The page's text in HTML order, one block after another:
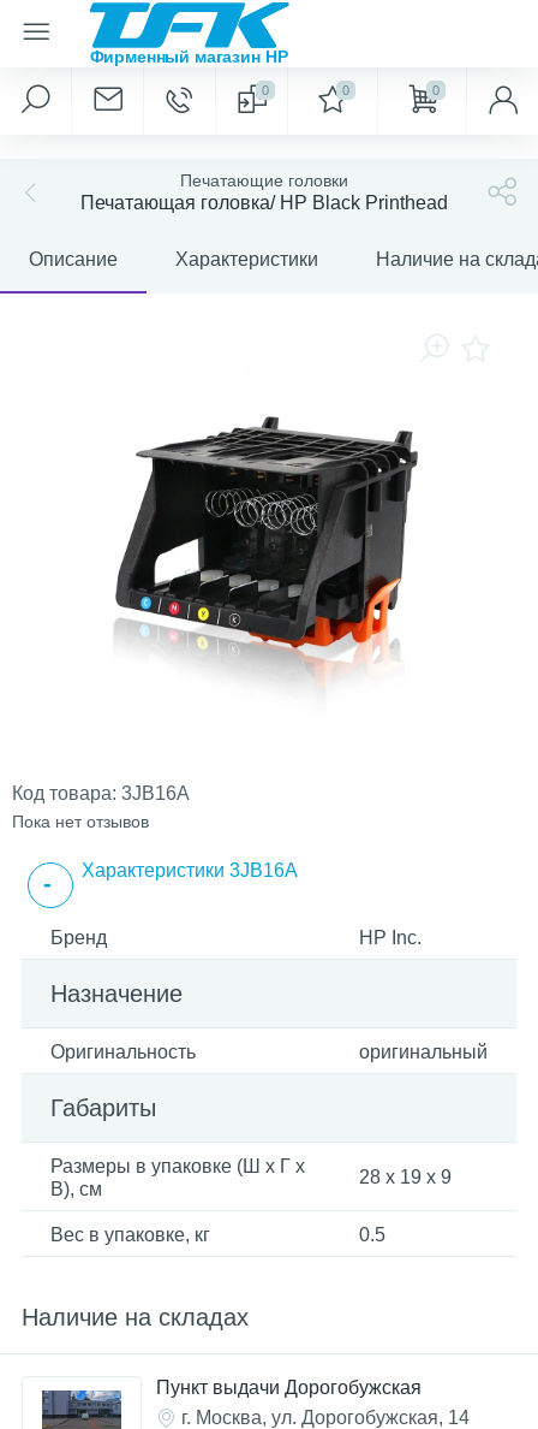
0 0 0
Печатающие головки
Печатающая головка/ HP Black Printhead
Описание Характеристики Наличие на
Код товара: 3JB16A
Пока нет отзывов
Характеристики 3JB16A
Бренд HP Inc.
Назначение
Оригинальность оригинальный
Габариты
Размеры в упаковке (Ш x Г x
В), см
28 x 19 x 9
Вес в упаковке, кг 0.5
Наличие на складах
Пункт выдачи Дорогобужская
г. Москва, ул. Дорогобужская, 14